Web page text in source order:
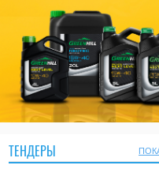
ТЕНДЕРЫ